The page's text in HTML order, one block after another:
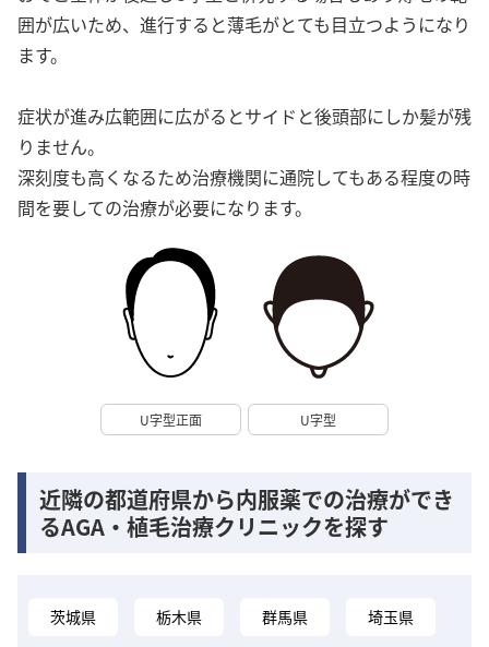
囲が広いため、進行すると薄毛がとても目立つようになり
ます。
症状が進み広範囲に広がるとサイドと後頭部にしか髪が残
りません。
深刻度も高くなるため治療機関に通院してもある程度の時
間を要しての治療が必要になります。
U字型正面 U字型
近隣の都道府県から内服薬での治療ができ
るAGA・植毛治療クリニックを探す
茨城県 栃木県 群馬県 埼玉県